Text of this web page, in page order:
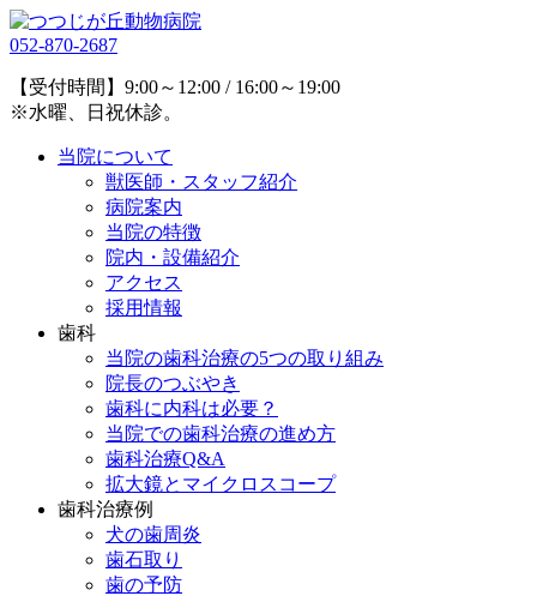
052-870-2687
【受付時間】9:00～12:00 / 16:00～19:00
※水曜、日祝休診。
当院について
獣医師・スタッフ紹介
病院案内
当院の特徴
院内・設備紹介
アクセス
採用情報
歯科
当院の歯科治療の5つの取り組み
院長のつぶやき
歯科に内科は必要？
当院での歯科治療の進め方
歯科治療Q&A
拡大鏡とマイクロスコープ
歯科治療例
犬の歯周炎
歯石取り
歯の予防